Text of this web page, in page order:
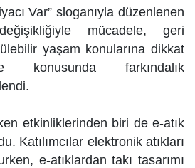
Var” sloganıyla düzenlenen
mücadele, geri
yaşam konularına dikkat
konusunda farkındalık
etkinliklerinden biri de e-atık
Katılımcılar elektronik atıkları
e-atıklardan takı tasarımı